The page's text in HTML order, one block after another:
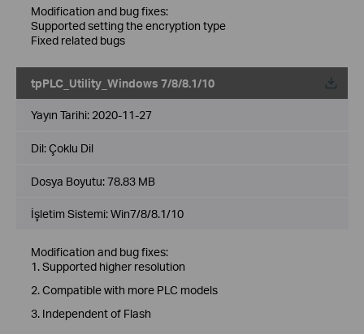
Modification and bug fixes:
Supported setting the encryption type
Fixed related bugs
tpPLC_Utility_Windows 7/8/8.1/10
Yayın Tarihi: 2020-11-27
Dil:Çoklu Dil
Dosya Boyutu:78.83 MB
İşletim Sistemi: Win7/8/8.1/10
Modification and bug fixes:
1. Supported higher resolution
2. Compatible with more PLC models
3. Independent of Flash